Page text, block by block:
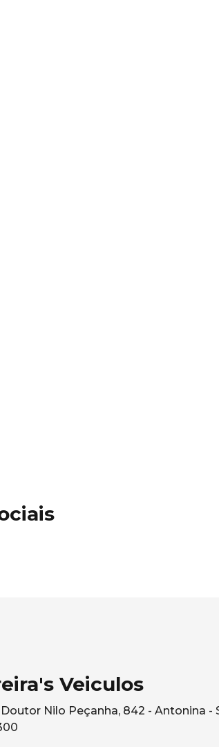
Veiculos
Doutor Nilo Peçanha, 842 - Antonina -